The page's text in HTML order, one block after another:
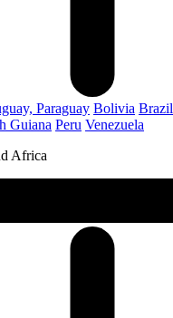
Paraguay Bolivia Brazil
Guiana Peru Venezuela
Africa